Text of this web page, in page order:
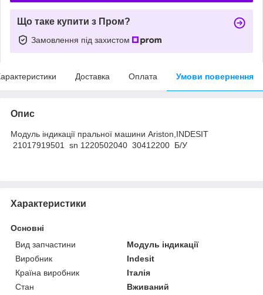
Що таке купити з Пром?
Замовлення під захистом
Доставка Оплата Умови повернення
Опис
Модуль індикації пральної машини Ariston,INDESIT
21017919501 sn 1220502040 30412200 Б/У
Характеристики
Основні
Вид запчастини
Модуль індикації
Виробник
Indesit
Країна виробник
Італія
Стан
Вживаний